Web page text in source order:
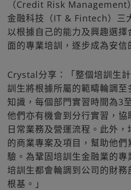
（Credit Risk Management
金融科技（IT & Fintech）三
以根據自己的能力及興趣選
面的專業培訓，逐步成為安信
Crystal分享：「整個培訓生
訓生將根據所屬的範疇輪調至
知識，每個部門實習時間為3
他們亦有機會到分行實習，協
日常業務及營運流程。此外
的商業專案及項目，幫助他們
驗。為鞏固培訓生金融業的
培訓生都會輪調到公司的財
根基。」